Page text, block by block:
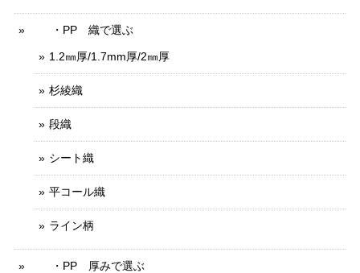
・PP 織で選ぶ
1.2㎜厚/1.7mm厚/2㎜厚
杉綾織
段織
シート織
平コール織
ライン柄
・PP 厚みで選ぶ